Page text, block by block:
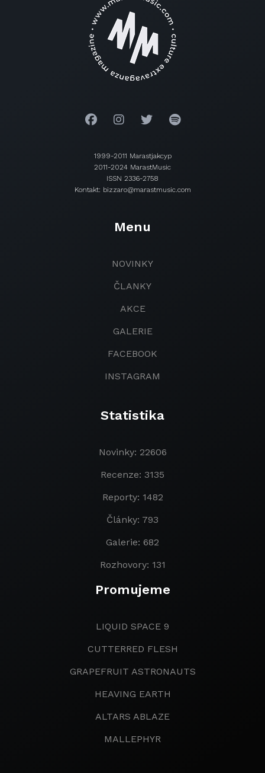
1999-2011 Marastjakcyp
2011-2024 MarastMusic
ISSN 2336-2758
Kontakt: bizzaro@marastmusic.com
Menu
NOVINKY
ČLANKY
AKCE
GALERIE
FACEBOOK
INSTAGRAM
Statistika
Novinky: 22606
Recenze: 3135
Reporty: 1482
Články: 793
Galerie: 682
Rozhovory: 131
Promujeme
LIQUID SPACE 9
CUTTERRED FLESH
GRAPEFRUIT ASTRONAUTS
HEAVING EARTH
ALTARS ABLAZE
MALLEPHYR